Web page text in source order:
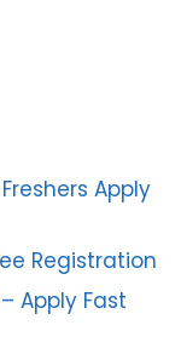
Apply
Registration
Apply Fast